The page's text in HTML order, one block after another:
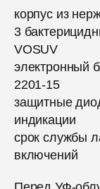
корпус из
3
VOSUV
электронный
2201-15
защитные
индикации
срок службы
включений